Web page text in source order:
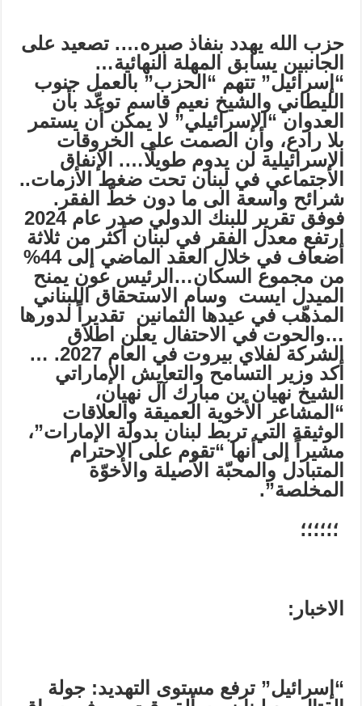
حزب الله يهدد بنفاذ صبره…. تصعيد على
الجانبين يسابق المهلة النهائية…
“إسرائيل” تتهم “الحزب” بالعمل جنوب
الليطاني و الشيخ نعيم قاسم توعّد بأن
العدوان “الإسرائيلي” لا يمكن أن يستمر
بلا رادع، وأن الصمت على الخروقات
الإسرائيلية لن يدوم طويلًا…. الإنفاق
الاجتماعي في لبنان تحت ضغط الأزمات..
شرائح واسعة الى ما دون خطّ الفقر.
فوفق تقرير للبنك الدولي صدر عام 2024
ارتفع معدل الفقر في لبنان أكثر من ثلاثة
أضعاف في خلال العقد الماضي إلى 44%
من مجموع السكان…الرئيس عون يمنح
الميدل ايست وسام الاستحقاق اللبناني
المذهّب في عيدها الثمانين تقديراً لدورها
…والحوت في الاحتفال يعلن اطلاق
الشركة لفلاي بيروت في العام 2027. …
أكد وزير التسامح والتعايش الإماراتي
الشيخ نهيان بن مبارك آل نهيان،
“المشاعر الأخوية العميقة والعلاقات
الوثيقة التي تربط لبنان بدولة الإمارات”،
مشيراً إلى أنها “تقوم على الاحترام
المتبادل والمحبّة الأصيلة والأخوّة
المخلصة”.
؛؛؛؛؛؛
الاخبار:
“إسرائيل” ترفع مستوى التهديد: جولة